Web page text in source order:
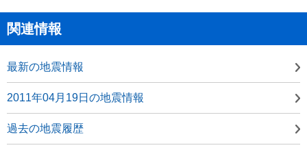
関連情報
最新の地震情報
2011年04月19日の地震情報
過去の地震履歴